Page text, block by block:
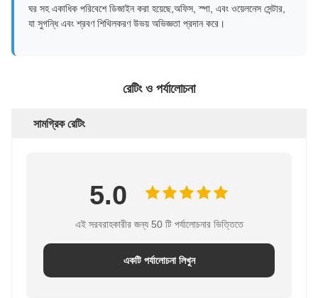
ঘর সহ একাধিক পরিবেশে ডিজাইন করা হয়েছে,অফিস, স্পা, এবং ওয়েলনেস সেন্টার,
যা সুগন্ধি এবং শ্রবণ শিথিলকরণ উভয় অভিজ্ঞতা প্রদান করে।
রেটিং ও পর্যালোচনা
সামগ্রিক রেটিং
5.0
এই সরবরাহকারীর জন্য 50 টি পর্যালোচনার ভিত্তিতে
একটি পর্যালোচনা লিখুন